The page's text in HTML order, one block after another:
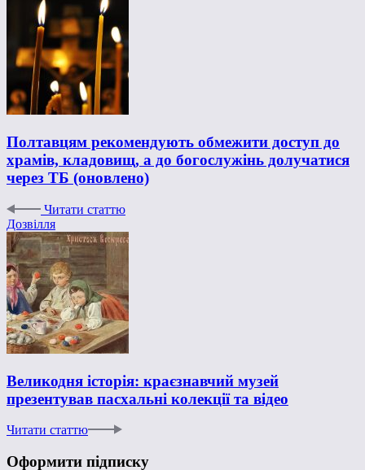
Полтавцям рекомендують обмежити доступ до
храмів, кладовищ, а до богослужінь долучатися
через ТБ (оновлено)
Читати статтю
Дозвілля
Великодня історія: краєзнавчий музей
презентував пасхальні колекції та відео
Читати статтю
Оформити підписку